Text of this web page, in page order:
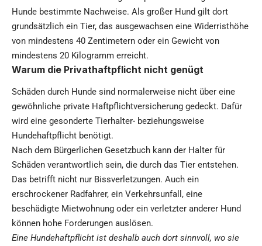
Hunde bestimmte Nachweise. Als großer Hund gilt dort
grundsätzlich ein Tier, das ausgewachsen eine Widerristhöhe
von mindestens 40 Zentimetern oder ein Gewicht von
mindestens 20 Kilogramm erreicht.
Warum die Privathaftpflicht nicht genügt
Schäden durch Hunde sind normalerweise nicht über eine
gewöhnliche private Haftpflichtversicherung gedeckt. Dafür
wird eine gesonderte Tierhalter- beziehungsweise
Hundehaftpflicht benötigt.
Nach dem Bürgerlichen Gesetzbuch kann der Halter für
Schäden verantwortlich sein, die durch das Tier entstehen.
Das betrifft nicht nur Bissverletzungen. Auch ein
erschrockener Radfahrer, ein Verkehrsunfall, eine
beschädigte Mietwohnung oder ein verletzter anderer Hund
können hohe Forderungen auslösen.
Eine Hundehaftpflicht ist deshalb auch dort sinnvoll, wo sie